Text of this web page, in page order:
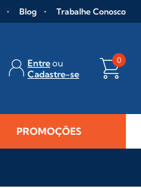
Blog Trabalhe Conosco
0
Entre
Cadastre-se
PROMOÇÕES